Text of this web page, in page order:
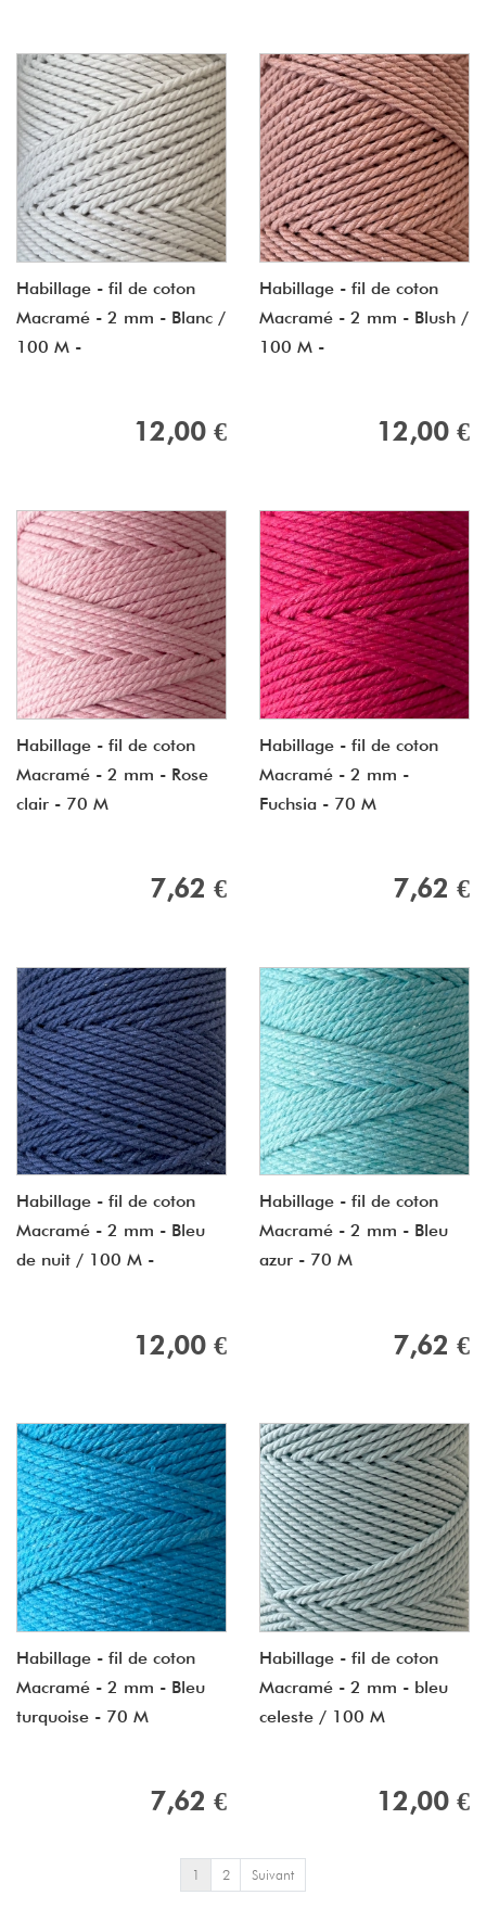
Habillage - fil de coton
Macramé - 2 mm - Blanc /
100 M -
12,00 €
Habillage - fil de coton
Macramé - 2 mm - Blush /
100 M -
12,00 €
Habillage - fil de coton
Macramé - 2 mm - Rose
clair - 70 M
7,62 €
Habillage - fil de coton
Macramé - 2 mm -
Fuchsia - 70 M
7,62 €
Habillage - fil de coton
Macramé - 2 mm - Bleu
de nuit / 100 M -
12,00 €
Habillage - fil de coton
Macramé - 2 mm - Bleu
azur - 70 M
7,62 €
Habillage - fil de coton
Macramé - 2 mm - Bleu
turquoise - 70 M
7,62 €
Habillage - fil de coton
Macramé - 2 mm - bleu
celeste / 100 M
12,00 €
1 2 Suivant